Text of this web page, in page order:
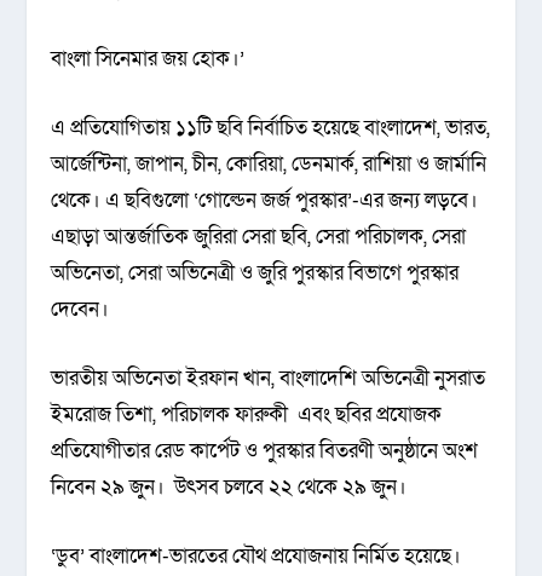
বাংলা সিনেমার জয় হোক।’
এ প্রতিযোগিতায় ১১টি ছবি নির্বাচিত হয়েছে বাংলাদেশ, ভারত,
আর্জেন্টিনা, জাপান, চীন, কোরিয়া, ডেনমার্ক, রাশিয়া ও জার্মানি
থেকে। এ ছবিগুলো ‘গোল্ডেন জর্জ পুরস্কার’-এর জন্য লড়বে।
এছাড়া আন্তর্জাতিক জুরিরা সেরা ছবি, সেরা পরিচালক, সেরা
অভিনেতা, সেরা অভিনেত্রী ও জুরি পুরস্কার বিভাগে পুরস্কার
দেবেন।
ভারতীয় অভিনেতা ইরফান খান, বাংলাদেশি অভিনেত্রী নুসরাত
ইমরোজ তিশা, পরিচালক ফারুকী এবং ছবির প্রযোজক
প্রতিযোগীতার রেড কার্পেট ও পুরস্কার বিতরণী অনুষ্ঠানে অংশ
নিবেন ২৯ জুন। উৎসব চলবে ২২ থেকে ২৯ জুন।
‘ডুব’ বাংলাদেশ-ভারতের যৌথ প্রযোজনায় নির্মিত হয়েছে।